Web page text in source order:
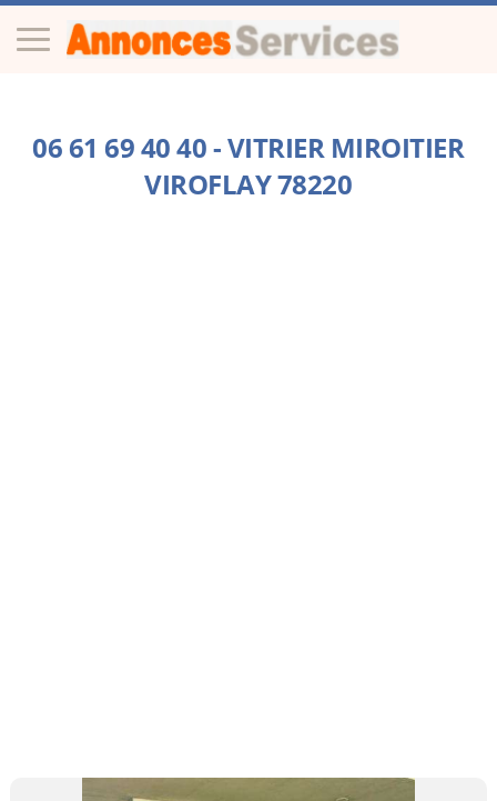
06 61 69 40 40 - VITRIER MIROITIER
VIROFLAY 78220